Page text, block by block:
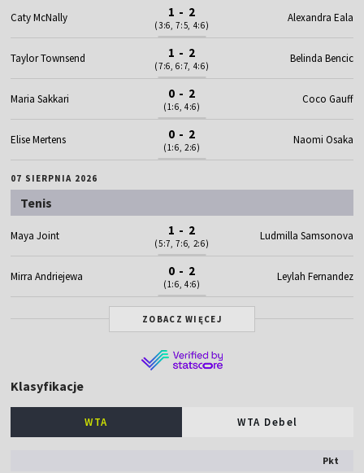
Caty McNally 1 - 2
(3:6, 7:5, 4:6)
Alexandra Eala
Taylor Townsend 1 - 2
(7:6, 6:7, 4:6)
Belinda Bencic
Maria Sakkari 0 - 2
(1:6, 4:6)
Coco Gauff
Elise Mertens 0 - 2
(1:6, 2:6)
Naomi Osaka
07 SIERPNIA 2026
Tenis
Maya Joint 1 - 2
(5:7, 7:6, 2:6)
Ludmilla Samsonova
Mirra Andriejewa 0 - 2
(1:6, 4:6)
Leylah Fernandez
ZOBACZ WIĘCEJ
Klasyfikacje
WTA WTA Debel
Pkt